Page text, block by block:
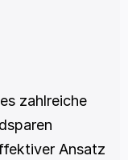
zahlreiche
Ansatz